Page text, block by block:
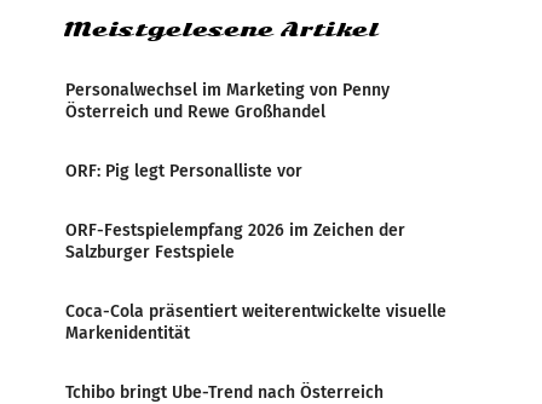
Meistgelesene Artikel
Personalwechsel im Marketing von Penny
Österreich und Rewe Großhandel
ORF: Pig legt Personalliste vor
ORF-Festspielempfang 2026 im Zeichen der
Salzburger Festspiele
Coca-Cola präsentiert weiterentwickelte visuelle
Markenidentität
Tchibo bringt Ube-Trend nach Österreich